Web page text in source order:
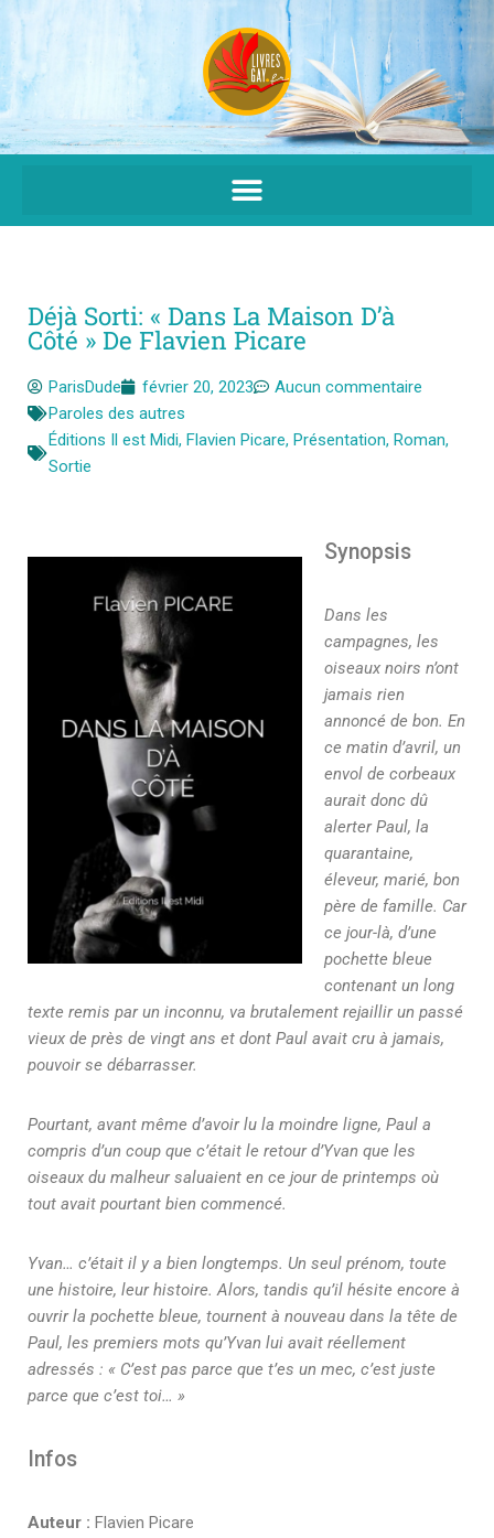
Aller
au
contenu
Déjà Sorti: « Dans La Maison D’à
Côté » De Flavien Picare
ParisDude février 20, 2023
Aucun commentaire
Paroles des autres
Éditions Il est Midi, Flavien Picare, Présentation, Roman,
Sortie
Synopsis
Dans les
campagnes, les
oiseaux noirs n’ont
jamais rien
annoncé de bon. En
ce matin d’avril, un
envol de corbeaux
aurait donc dû
alerter Paul, la
quarantaine,
éleveur, marié, bon
père de famille. Car
ce jour-là, d’une
pochette bleue
contenant un long
texte remis par un inconnu, va brutalement rejaillir un passé
vieux de près de vingt ans et dont Paul avait cru à jamais,
pouvoir se débarrasser.
Pourtant, avant même d’avoir lu la moindre ligne, Paul a
compris d’un coup que c’était le retour d’Yvan que les
oiseaux du malheur saluaient en ce jour de printemps où
tout avait pourtant bien commencé.
Yvan… c’était il y a bien longtemps. Un seul prénom, toute
une histoire, leur histoire. Alors, tandis qu’il hésite encore à
ouvrir la pochette bleue, tournent à nouveau dans la tête de
Paul, les premiers mots qu’Yvan lui avait réellement
adressés : « C’est pas parce que t’es un mec, c’est juste
parce que c’est toi… »
Infos
Auteur : Flavien Picare